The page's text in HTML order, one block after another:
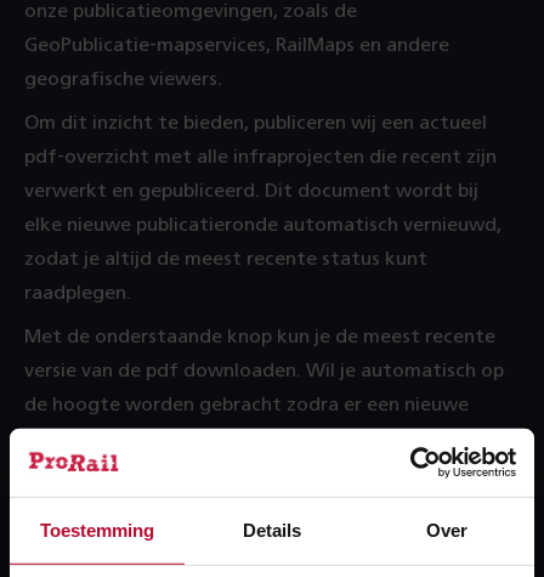
Toestemming Details Over
onze publicatieomgevingen, zoals de
GeoPublicatie‑mapservices, RailMaps en andere
geografische viewers.
Om dit inzicht te bieden, publiceren wij een actueel
pdf‑overzicht met alle infraprojecten die recent zijn
verwerkt en gepubliceerd. Dit document wordt bij
elke nieuwe publicatieronde automatisch vernieuwd,
zodat je altijd de meest recente status kunt
raadplegen.
Met de onderstaande knop kun je de meest recente
versie van de pdf downloaden. Wil je automatisch op
de hoogte worden gebracht zodra er een nieuwe
e‑mailnotificaties.
Snel naar